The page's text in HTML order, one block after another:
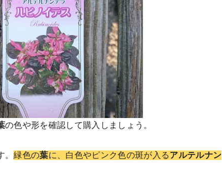
の色や形を確認して購入しましょう。
。緑色の葉に、白色やピンク色の斑が入るアルテルナン